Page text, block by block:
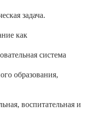
задача.
как
система
образования,
воспитательная и